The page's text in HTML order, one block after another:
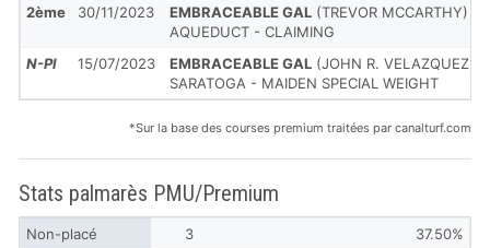
2ème
30/11/2023 EMBRACEABLE GAL (TREVOR MCCARTHY) -
AQUEDUCT - CLAIMING
N-Pl
15/07/2023 EMBRACEABLE GAL (JOHN R. VELAZQUEZ) -
SARATOGA - MAIDEN SPECIAL WEIGHT
*Sur la base des courses premium traitées par canalturf.com
Stats palmarès PMU/Premium
Non-placé 3
37.50%